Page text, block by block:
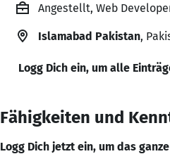
Angestellt, Web
Islamabad Pakistan,
Logg Dich ein, um alle
Fähigkeiten und
Logg Dich jetzt ein, um das